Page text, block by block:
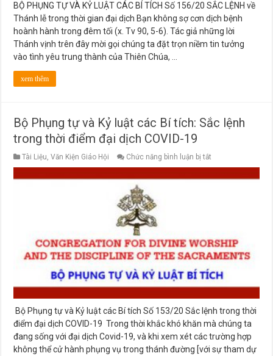
BỘ PHỤNG TỰ VÀ KỶ LUẬT CÁC BÍ TÍCH Số 156/20 SẮC LỆNH về
Thánh lễ trong thời gian đại dịch Bạn không sợ cơn dịch bệnh
hoành hành trong đêm tối (x. Tv 90, 5-6). Tác giả những lời
Thánh vịnh trên đây mời gọi chúng ta đặt trọn niềm tin tưởng
vào tình yêu trung thành của Thiên Chúa, …
xem thêm
Bộ Phụng tự và Kỷ luật các Bí tích: Sắc lệnh
trong thời điểm đại dịch COVID-19
Tài Liệu,Văn Kiện Giáo Hội Chức năng bình luận bị tắt
tự
Sắc
lệnh
trong
thời
điểm
đại
19
Bộ Phụng tự và Kỷ luật các Bí tích Số 153/20 Sắc lệnh trong thời
điểm đại dịch COVID-19 Trong thời khắc khó khăn mà chúng ta
đang sống với đại dịch Covid-19, và khi xem xét các trường hợp
không thể cử hành phụng vụ trong thánh đường [với sự tham dự